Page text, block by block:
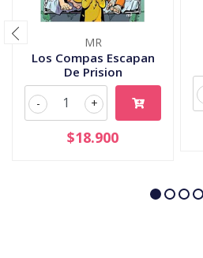
MR
Los Compas Escapan
De Prision
+
-
$18.900